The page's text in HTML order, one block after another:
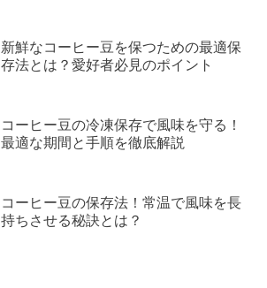
新鮮なコーヒー豆を保つための最適保
存法とは？愛好者必見のポイント
コーヒー豆の冷凍保存で風味を守る！
最適な期間と手順を徹底解説
コーヒー豆の保存法！常温で風味を長
持ちさせる秘訣とは？